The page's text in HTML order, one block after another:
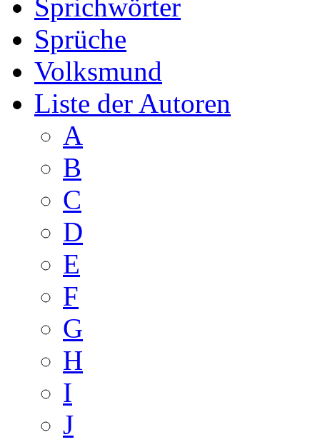
Sprichwörter
Sprüche
Volksmund
Liste der Autoren
A
B
C
D
E
F
G
H
I
J